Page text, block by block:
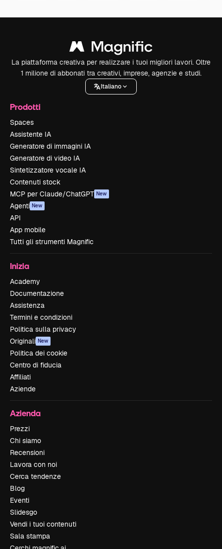
La piattaforma creativa per realizzare i tuoi migliori lavori. Oltre
1 milione di abbonati tra creativi, imprese, agenzie e studi.
Italiano
Prodotti
Spaces
Assistente IA
Generatore di immagini IA
Generatore di video IA
Sintetizzatore vocale IA
Contenuti stock
MCP per Claude/ChatGPT New
Agenti New
API
App mobile
Tutti gli strumenti Magnific
Inizia
Academy
Documentazione
Assistenza
Termini e condizioni
Politica sulla privacy
Originali New
Politica dei cookie
Centro di fiducia
Affiliati
Aziende
Azienda
Prezzi
Chi siamo
Recensioni
Lavora con noi
Cerca tendenze
Blog
Eventi
Slidesgo
Vendi i tuoi contenuti
Sala stampa